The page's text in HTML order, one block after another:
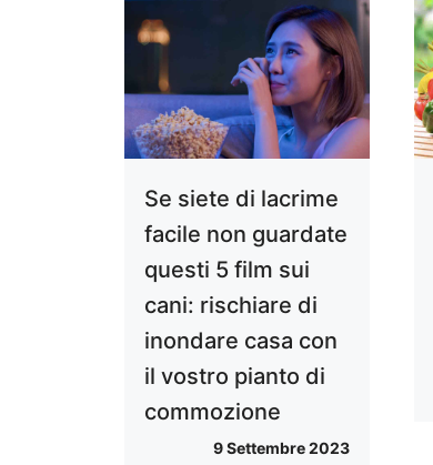
Se siete di lacrime
facile non guardate
questi 5 film sui
cani: rischiare di
inondare casa con
il vostro pianto di
commozione
9 Settembre 2023